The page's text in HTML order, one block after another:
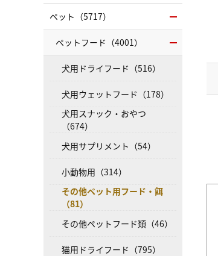
ペット（5717）
ペットフード（4001）
犬用ドライフード（516）
犬用ウェットフード（178）
犬用スナック・おやつ
（674）
犬用サプリメント（54）
小動物用（314）
その他ペット用フード・餌
（81）
その他ペットフード類（46）
猫用ドライフード（795）